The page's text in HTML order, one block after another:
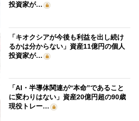
投資家が…
「キオクシアが今後も利益を出し続け
るかは分からない」資産11億円の個人
投資家が…
「AI・半導体関連が“本命”であること
に変わりはない」資産20億円超の90歳
現役トレー…